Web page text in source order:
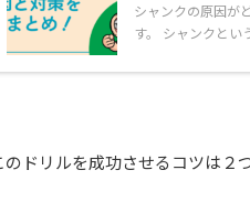
シャンクの原因が
す。 シャンクとい
のドリルを成功させるコツは２